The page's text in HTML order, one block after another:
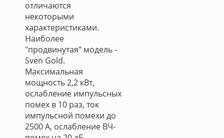
отличаются
некоторыми
характеристиками.
Наиболее
"продвинутая" модель -
Sven Gold.
Максимальная
мощность 2,2 кВт,
ослабление импульсных
помех в 10 раз, ток
импульсной помехи до
2500 А, ослабление ВЧ-